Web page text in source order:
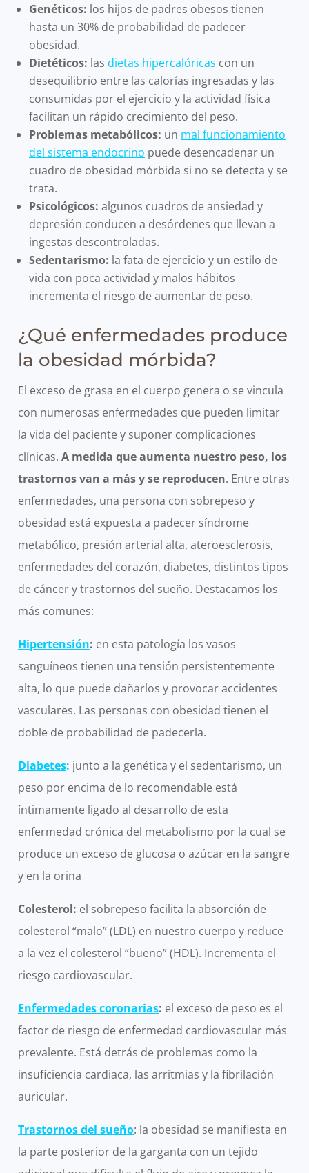
Genéticos: los hijos de padres obesos tienen
hasta un 30% de probabilidad de padecer
obesidad.
Dietéticos: las dietas hipercalóricas con un
desequilibrio entre las calorías ingresadas y las
consumidas por el ejercicio y la actividad física
facilitan un rápido crecimiento del peso.
Problemas metabólicos: un mal funcionamiento
del sistema endocrino puede desencadenar un
cuadro de obesidad mórbida si no se detecta y se
trata.
Psicológicos: algunos cuadros de ansiedad y
depresión conducen a desórdenes que llevan a
ingestas descontroladas.
Sedentarismo: la fata de ejercicio y un estilo de
vida con poca actividad y malos hábitos
incrementa el riesgo de aumentar de peso.
¿Qué enfermedades produce
la obesidad mórbida?
El exceso de grasa en el cuerpo genera o se vincula
con numerosas enfermedades que pueden limitar
la vida del paciente y suponer complicaciones
clínicas. A medida que aumenta nuestro peso, los
trastornos van a más y se reproducen. Entre otras
enfermedades, una persona con sobrepeso y
obesidad está expuesta a padecer síndrome
metabólico, presión arterial alta, ateroesclerosis,
enfermedades del corazón, diabetes, distintos tipos
de cáncer y trastornos del sueño. Destacamos los
más comunes:
Hipertensión: en esta patología los vasos
sanguíneos tienen una tensión persistentemente
alta, lo que puede dañarlos y provocar accidentes
vasculares. Las personas con obesidad tienen el
doble de probabilidad de padecerla.
Diabetes: junto a la genética y el sedentarismo, un
peso por encima de lo recomendable está
íntimamente ligado al desarrollo de esta
enfermedad crónica del metabolismo por la cual se
produce un exceso de glucosa o azúcar en la sangre
y en la orina
Colesterol: el sobrepeso facilita la absorción de
colesterol “malo” (LDL) en nuestro cuerpo y reduce
a la vez el colesterol “bueno” (HDL). Incrementa el
riesgo cardiovascular.
Enfermedades coronarias: el exceso de peso es el
factor de riesgo de enfermedad cardiovascular más
prevalente. Está detrás de problemas como la
insuficiencia cardiaca, las arritmias y la fibrilación
auricular.
Trastornos del sueño: la obesidad se manifiesta en
la parte posterior de la garganta con un tejido